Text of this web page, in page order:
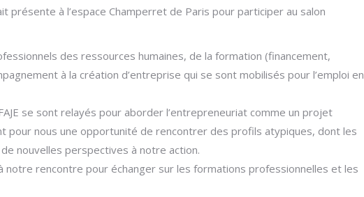
présente à l’espace Champerret de Paris pour participer au salon
des ressources humaines, de la formation (financement,
à la création d’entreprise qui se sont mobilisés pour l’emploi en
se sont relayés pour aborder l’entrepreneuriat comme un projet
pour nous une opportunité de rencontrer des profils atypiques, dont les
nouvelles perspectives à notre action.
notre rencontre pour échanger sur les formations professionnelles et les